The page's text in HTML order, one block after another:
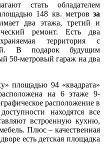
стать обладателем
148 кв. метров за
два этажа, третий и
ремонт. Есть два
территория с
В подарок будущим
50-метровый гараж на два
площадью 94 «квадрата»
на 6 этаже 9-
расположение в
находятся все
встроенную кухню,
Плюс – качественная
есть детская площадка